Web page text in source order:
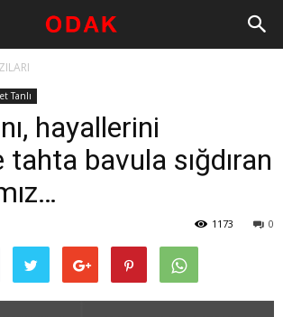
Tanlı
hayallerini
tahta bavula sığdıran
0
1173